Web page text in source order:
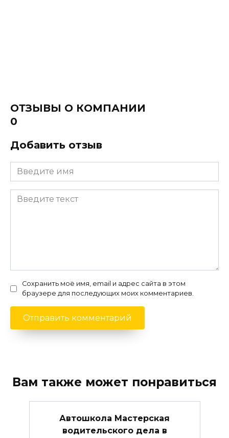
ОТЗЫВЫ О КОМПАНИИ
0
Добавить отзыв
Сохранить моё имя, email и адрес сайта в этом
браузере для последующих моих комментариев.
Вам также может понравиться
Автошкола Мастерская
водительского дела в